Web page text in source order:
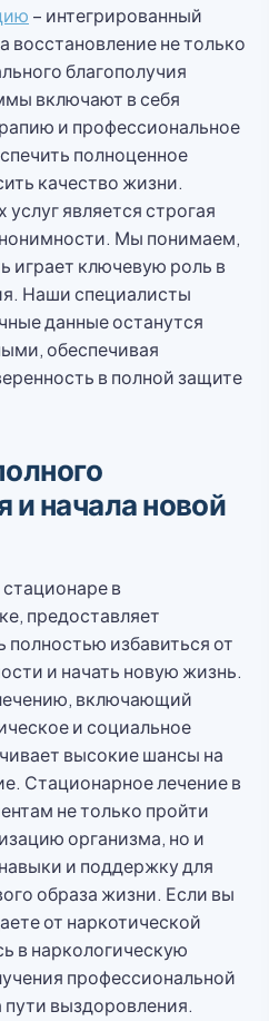
– интегрированный
восстановление не только
благополучия
включают в себя
и профессиональное
полноценное
качество жизни.
является строгая
Мы понимаем,
играет ключевую роль в
Наши специалисты
данные останутся
обеспечивая
в полной защите
и начала новой
в
предоставляет
избавиться от
и начать новую жизнь.
включающий
и социальное
высокие шансы на
Стационарное лечение в
не только пройти
организма, но и
и поддержку для
образа жизни. Если вы
от наркотической
в наркологическую
профессиональной
выздоровления.